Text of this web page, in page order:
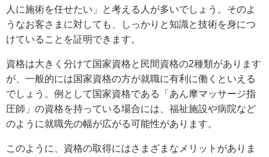
人に施術を任せたい」と考える人が多いでしょう。そのよ
うなお客さまに対しても、しっかりと知識と技術を身につ
けていることを証明できます。
資格は大きく分けて国家資格と民間資格の2種類があります
が、一般的には国家資格の方が就職に有利に働くといえる
でしょう。例として国家資格である「あん摩マッサージ指
圧師」の資格を持っている場合には、福祉施設や病院など
のように就職先の幅が広がる可能性があります。
このように、資格の取得にはさまざまなメリットがありま